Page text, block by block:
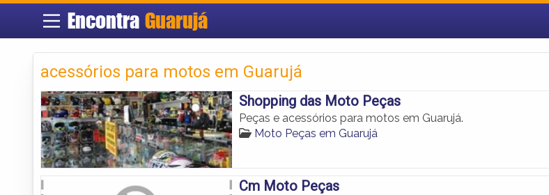
EncontraGuarujá
acessórios para motos em Guarujá
Shopping das Moto Peças
Peças e acessórios para motos em Guarujá.
Moto Peças em Guarujá
Cm Moto Peças